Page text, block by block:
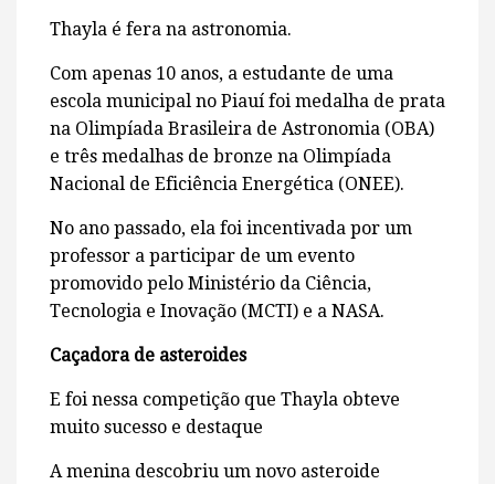
Thayla é fera na astronomia.
Com apenas 10 anos, a estudante de uma
escola municipal no Piauí foi medalha de prata
na Olimpíada Brasileira de Astronomia (OBA)
e três medalhas de bronze na Olimpíada
Nacional de Eficiência Energética (ONEE).
No ano passado, ela foi incentivada por um
professor a participar de um evento
promovido pelo Ministério da Ciência,
Tecnologia e Inovação (MCTI) e a NASA.
Caçadora de asteroides
E foi nessa competição que Thayla obteve
muito sucesso e destaque
A menina descobriu um novo asteroide